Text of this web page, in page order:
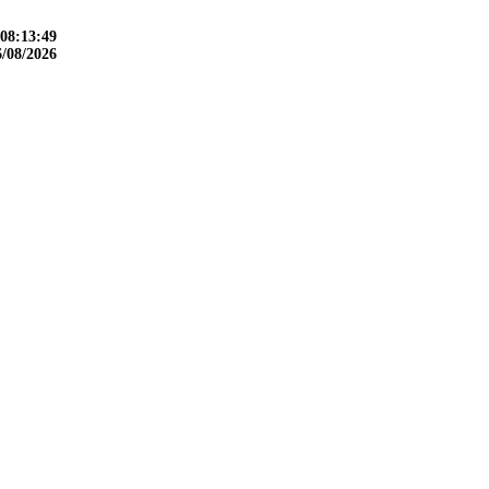
08:13:50
08/2026